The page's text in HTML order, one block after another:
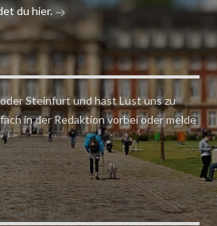
du hier.
Steinfurt und hast Lust uns zu
in der Redaktion vorbei oder melde